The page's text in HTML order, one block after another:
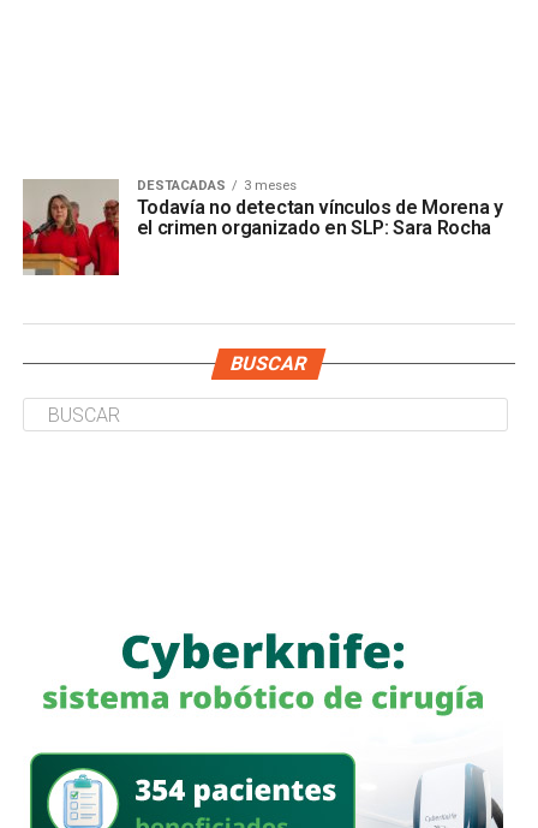
DESTACADAS 3 meses
Todavía no detectan vínculos de Morena y
el crimen organizado en SLP: Sara Rocha
BUSCAR